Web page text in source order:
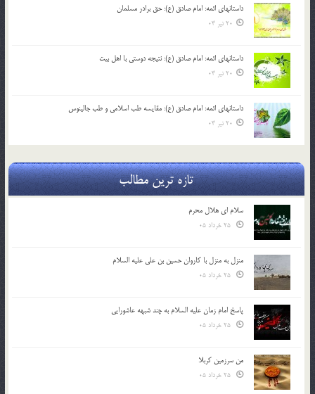
داستانهای ائمه: امام صادق (ع): حق برادر مسلمان
20 تیر 03
داستانهای ائمه: امام صادق (ع): نتیجه دوستی با اهل بیت
20 تیر 03
داستانهای ائمه: امام صادق (ع): مقایسه طب اسلامی و طب جالینوس
20 تیر 03
تازه ترین مطالب
سلام ای هلال محرم
منزل به منزل با کاروان حسین بن علی علیه السلام
پاسخ امام زمان علیه السلام به چند شبهه عاشورایی
من سرزمین کربلا